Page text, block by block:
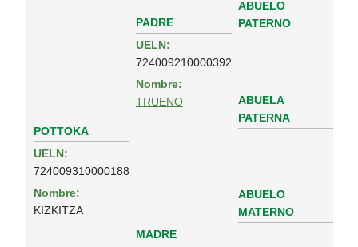
POTTOKA
UELN:
724009310000188
Nombre:
KIZKITZA
PADRE
UELN:
724009210000392
Nombre:
TRUENO
ABUELO
PATERNO
ABUELA
PATERNA
MADRE
ABUELO
MATERNO